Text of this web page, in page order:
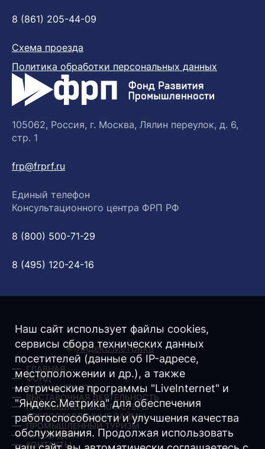
8 (861) 205-44-09
Схема проезда
Политика обработки персональных данных
105062, Россия, г. Москва, Лялин переулок, д. 6,
стр. 1
frp@frprf.ru
Единый телефон
Консультационного центра ФРП РФ
8 (800) 500-71-29
8 (495) 120-24-16
ГЛАВНАЯ
ФОНД
ЗАЙМЫ/ ГРАНТЫ
ВЫСТАВОЧНАЯ ДЕЯТЕЛЬНОСТЬ
ПРОМЫШЛЕННЫЕ КЛАСТЕРЫ
ПРЕДОСТАВЛЕННЫЕ ЗАЙМЫ
ПРОМЫШЛЕННЫЙ ТУРИЗМ
ПРЕСС-ЦЕНТР
КОНТАКТЫ
Наш сайт использует файлы cookies,
сервисы сбора технических данных
посетителей (данные об IP-адресе,
местоположении и др.), а также
метрические программы "LiveInternet" и
"Яндекс.Метрика" для обеспечения
работоспособности и улучшения качества
обслуживания. Продолжая использовать